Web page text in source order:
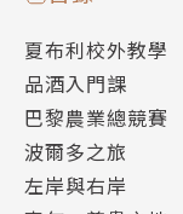
伸更專業內容的
葡萄酒教學者與
（依姓名筆畫排序
小資男女的紅酒筆
夏布利校外教學
品酒入門課
巴黎農業總競賽
波爾多之旅
左岸與右岸